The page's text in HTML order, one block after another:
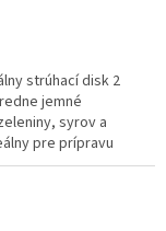
strúhací disk 2
jemné
syrov a
pre prípravu
alebo ako súčasť